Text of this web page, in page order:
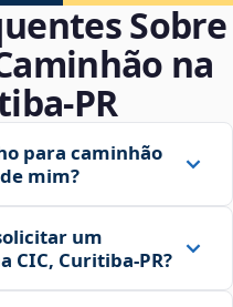
Sobre
na
para caminhão
mim?
um
Curitiba‑PR?